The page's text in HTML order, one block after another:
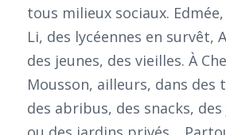
tous milieux sociaux.
Li, des lycéennes en survêt,
des jeunes, des vieilles. À
Mousson, ailleurs, dans des
des abribus, des snacks,